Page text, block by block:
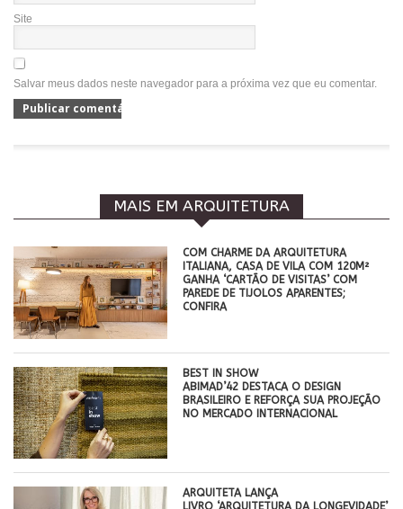
Site
Salvar meus dados neste navegador para a próxima vez que eu comentar.
MAIS EM ARQUITETURA
COM CHARME DA ARQUITETURA
ITALIANA, CASA DE VILA COM 120M²
GANHA ‘CARTÃO DE VISITAS’ COM
PAREDE DE TIJOLOS APARENTES;
CONFIRA
BEST IN SHOW
ABIMAD’42 DESTACA O DESIGN
BRASILEIRO E REFORÇA SUA PROJEÇÃO
NO MERCADO INTERNACIONAL
ARQUITETA LANÇA